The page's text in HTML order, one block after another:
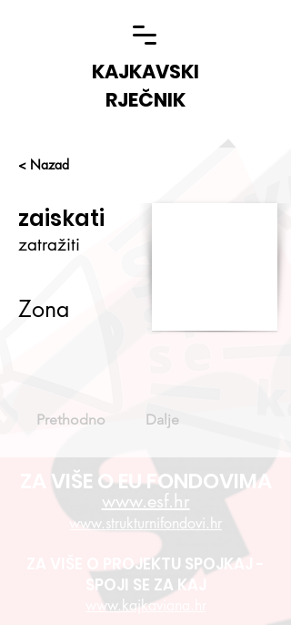
KAJKAVSKI
RJEČNIK
< Nazad
zaiskati
zatražiti
Zona
Prethodno Dalje
ZA VIŠE O EU FONDOVIMA
www.esf.hr
www.strukturnifondovi.hr
ZA VIŠE O PROJEKTU SPOJKAJ -
SPOJI SE ZA KAJ
www.kajkaviana.hr